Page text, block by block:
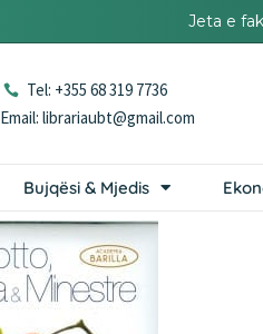
Jeta e
Tel: +355 68 319 7736
Email: librariaubt@gmail.com
Bujqësi & Mjedis